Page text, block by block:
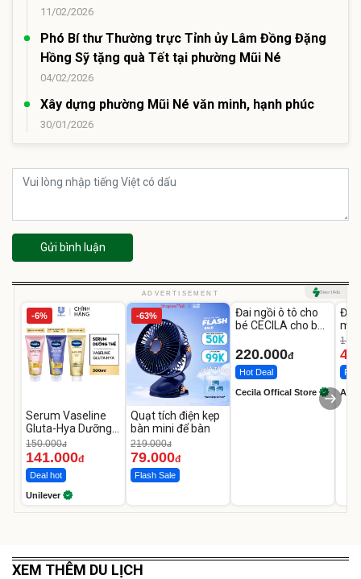
11/02/2026
Phó Bí thư Thường trực Tỉnh ủy Lâm Đồng Đặng
Hồng Sỹ tặng quà Tết tại phường Mũi Né
04/02/2026
Xây dựng phường Mũi Né văn minh, hạnh phúc
30/01/2026
Gửi bình luận
ADVERTISEMENT
-6%
Serum Vaseline
Gluta-Hya Dưỡng
Da Sáng Mịn Sau 7
Ngày
150.000đ
141.000đ
Deal hot
Unilever
-63%
Quạt tích điện kẹp
bàn mini để bàn
219.000đ
79.000đ
Flash Sale
Đai ngồi ô tô cho
bé CECILA cho bé
220.000đ
Hot Deal
Cecila Offical Store A
XEM THÊM DU LỊCH